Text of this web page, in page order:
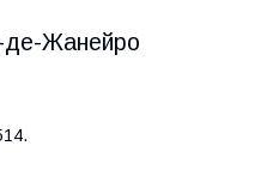
де-Жанейро